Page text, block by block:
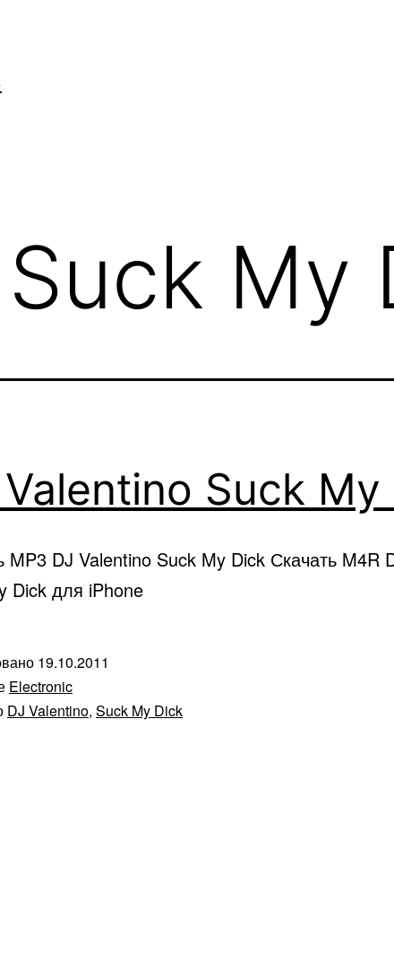
Suck My
Suck My
MP3 DJ Valentino Suck My Dick Скачать M4R
Dick для iPhone
19.10.2011
Electronic
DJ Valentino, Suck My Dick